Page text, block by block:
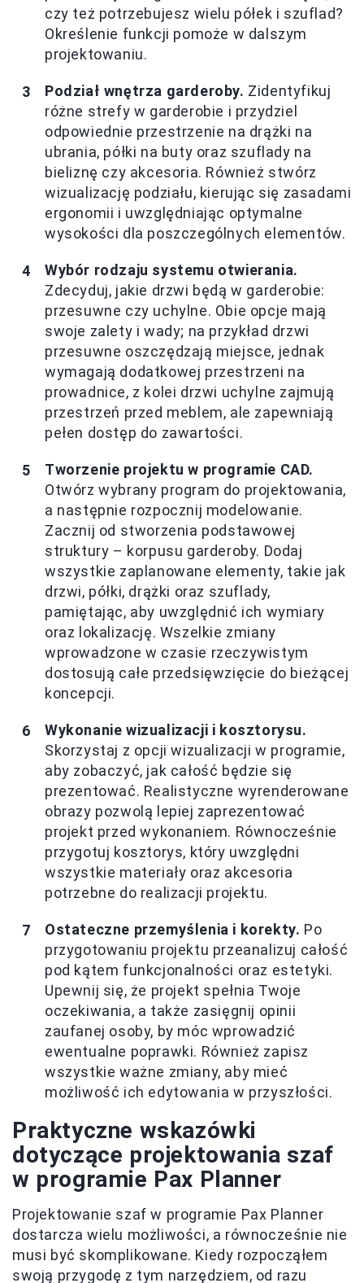
czy też potrzebujesz wielu półek i szuflad?
Określenie funkcji pomoże w dalszym
projektowaniu.
Podział wnętrza garderoby. Zidentyfikuj
różne strefy w garderobie i przydziel
odpowiednie przestrzenie na drążki na
ubrania, półki na buty oraz szuflady na
bieliznę czy akcesoria. Również stwórz
wizualizację podziału, kierując się zasadami
ergonomii i uwzględniając optymalne
wysokości dla poszczególnych elementów.
Wybór rodzaju systemu otwierania.
Zdecyduj, jakie drzwi będą w garderobie:
przesuwne czy uchylne. Obie opcje mają
swoje zalety i wady; na przykład drzwi
przesuwne oszczędzają miejsce, jednak
wymagają dodatkowej przestrzeni na
prowadnice, z kolei drzwi uchylne zajmują
przestrzeń przed meblem, ale zapewniają
pełen dostęp do zawartości.
Tworzenie projektu w programie CAD.
Otwórz wybrany program do projektowania,
a następnie rozpocznij modelowanie.
Zacznij od stworzenia podstawowej
struktury – korpusu garderoby. Dodaj
wszystkie zaplanowane elementy, takie jak
drzwi, półki, drążki oraz szuflady,
pamiętając, aby uwzględnić ich wymiary
oraz lokalizację. Wszelkie zmiany
wprowadzone w czasie rzeczywistym
dostosują całe przedsięwzięcie do bieżącej
koncepcji.
Wykonanie wizualizacji i kosztorysu.
Skorzystaj z opcji wizualizacji w programie,
aby zobaczyć, jak całość będzie się
prezentować. Realistyczne wyrenderowane
obrazy pozwolą lepiej zaprezentować
projekt przed wykonaniem. Równocześnie
przygotuj kosztorys, który uwzględni
wszystkie materiały oraz akcesoria
potrzebne do realizacji projektu.
Ostateczne przemyślenia i korekty. Po
przygotowaniu projektu przeanalizuj całość
pod kątem funkcjonalności oraz estetyki.
Upewnij się, że projekt spełnia Twoje
oczekiwania, a także zasięgnij opinii
zaufanej osoby, by móc wprowadzić
ewentualne poprawki. Również zapisz
wszystkie ważne zmiany, aby mieć
możliwość ich edytowania w przyszłości.
Praktyczne wskazówki
dotyczące projektowania szaf
w programie Pax Planner
Projektowanie szaf w programie Pax Planner
dostarcza wielu możliwości, a równocześnie nie
musi być skomplikowane. Kiedy rozpocząłem
swoją przygodę z tym narzędziem, od razu